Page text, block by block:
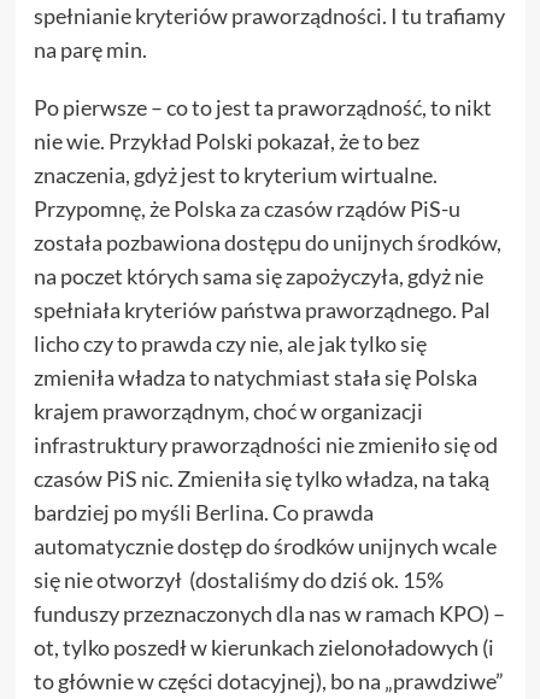
spełnianie kryteriów praworządności. I tu trafiamy
na parę min.
Po pierwsze – co to jest ta praworządność, to nikt
nie wie. Przykład Polski pokazał, że to bez
znaczenia, gdyż jest to kryterium wirtualne.
Przypomnę, że Polska za czasów rządów PiS-u
została pozbawiona dostępu do unijnych środków,
na poczet których sama się zapożyczyła, gdyż nie
spełniała kryteriów państwa praworządnego. Pal
licho czy to prawda czy nie, ale jak tylko się
zmieniła władza to natychmiast stała się Polska
krajem praworządnym, choć w organizacji
infrastruktury praworządności nie zmieniło się od
czasów PiS nic. Zmieniła się tylko władza, na taką
bardziej po myśli Berlina. Co prawda
automatycznie dostęp do środków unijnych wcale
się nie otworzył (dostaliśmy do dziś ok. 15%
funduszy przeznaczonych dla nas w ramach KPO) –
ot, tylko poszedł w kierunkach zielonoładowych (i
to głównie w części dotacyjnej), bo na „prawdziwe”